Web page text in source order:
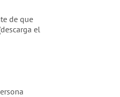
de que
el